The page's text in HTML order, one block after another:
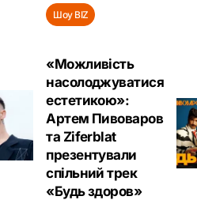
Шоу BIZ
«Можливість
насолоджуватися
естетикою»:
Артем Пивоваров
та Ziferblat
презентували
спільний трек
«Будь здоров»